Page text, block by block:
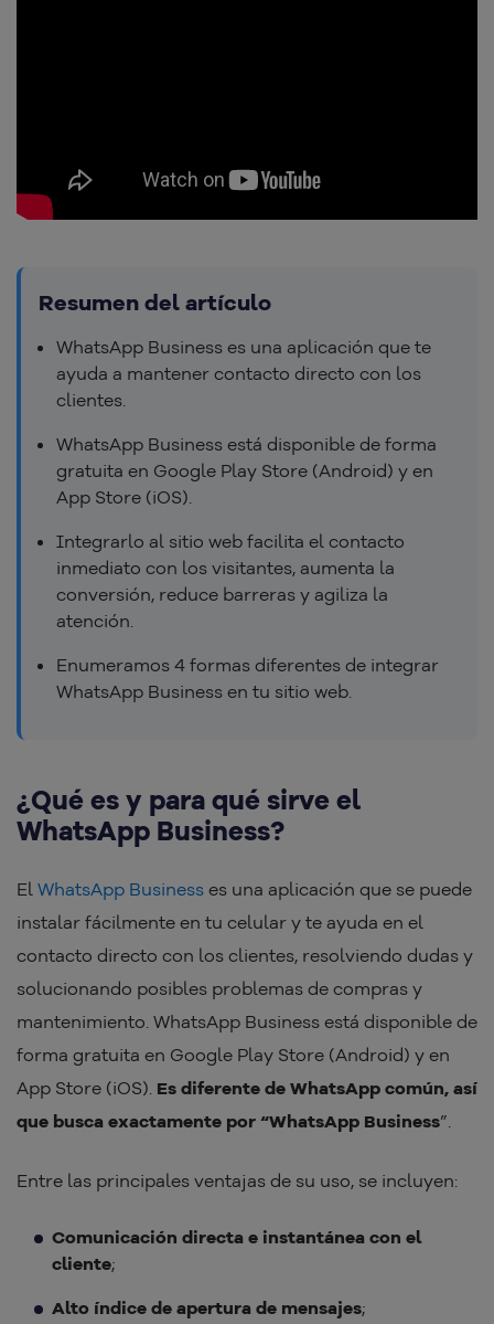
Resumen del artículo
WhatsApp Business es una aplicación que te
ayuda a mantener contacto directo con los
clientes.
WhatsApp Business está disponible de forma
gratuita en Google Play Store (Android) y en
App Store (iOS).
Integrarlo al sitio web facilita el contacto
inmediato con los visitantes, aumenta la
conversión, reduce barreras y agiliza la
atención.
Enumeramos 4 formas diferentes de integrar
WhatsApp Business en tu sitio web.
¿Qué es y para qué sirve el
WhatsApp Business?
El WhatsApp Business es una aplicación que se puede
instalar fácilmente en tu celular y te ayuda en el
contacto directo con los clientes, resolviendo dudas y
solucionando posibles problemas de compras y
mantenimiento. WhatsApp Business está disponible de
forma gratuita en Google Play Store (Android) y en
App Store (iOS). Es diferente de WhatsApp común, así
que busca exactamente por “WhatsApp Business”.
Entre las principales ventajas de su uso, se incluyen:
Comunicación directa e instantánea con el
cliente;
Alto índice de apertura de mensajes;